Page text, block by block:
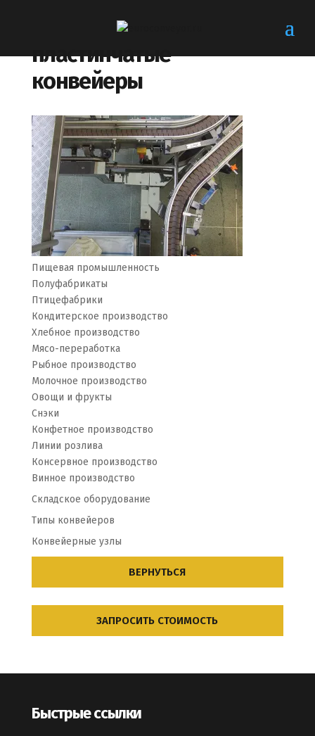
пластинчатые
конвейеры
Пищевая промышленность
Полуфабрикаты
Птицефабрики
Кондитерское производство
Хлебное производство
Мясо-переработка
Рыбное производство
Молочное производство
Овощи и фрукты
Снэки
Конфетное производство
Линии розлива
Консервное производство
Винное производство
Складское оборудование
Типы конвейеров
Конвейерные узлы
ВЕРНУТЬСЯ
ЗАПРОСИТЬ СТОИМОСТЬ
Быстрые ссылки